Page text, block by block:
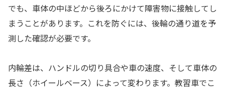
でも、車体の中ほどから後ろにかけて障害物に接触してし
まうことがあります。これを防ぐには、後輪の通り道を予
測した確認が必要です。
内輪差は、ハンドルの切り具合や車の速度、そして車体の
長さ（ホイールベース）によって変わります。教習車でこ